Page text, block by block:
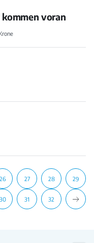
kommen voran
26 27 28 29
30 31 32